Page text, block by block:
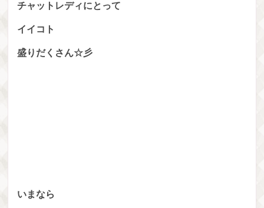
チャットレディにとって
イイコト
盛りだくさん☆彡
いまなら